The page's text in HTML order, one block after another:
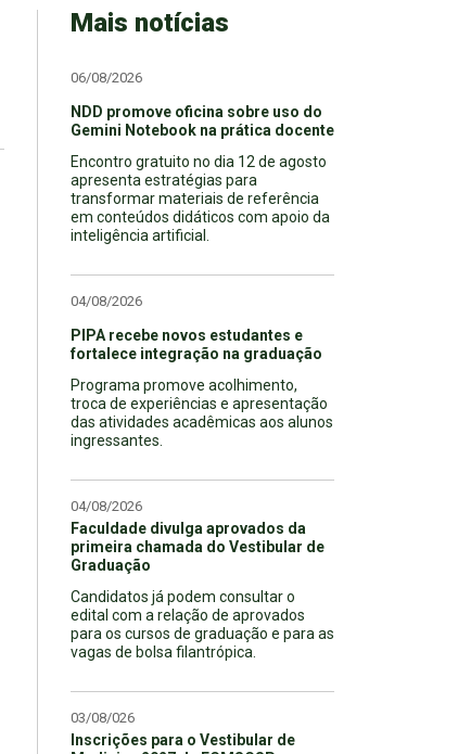
Mais notícias
06/08/2026
NDD promove oficina sobre uso do
Gemini Notebook na prática docente
Encontro gratuito no dia 12 de agosto
apresenta estratégias para
transformar materiais de referência
em conteúdos didáticos com apoio da
inteligência artificial.
04/08/2026
PIPA recebe novos estudantes e
fortalece integração na graduação
Programa promove acolhimento,
troca de experiências e apresentação
das atividades acadêmicas aos alunos
ingressantes.
04/08/2026
Faculdade divulga aprovados da
primeira chamada do Vestibular de
Graduação
Candidatos já podem consultar o
edital com a relação de aprovados
para os cursos de graduação e para as
vagas de bolsa filantrópica.
03/08/026
Inscrições para o Vestibular de